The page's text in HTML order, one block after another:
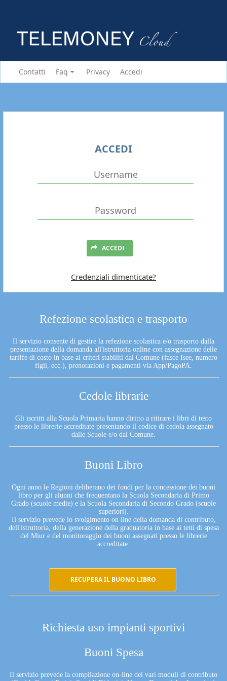
Contatti Faq Privacy Accedi
Refezione scolastica e trasporto
Il servizio consente di gestire la refezione scolastica e/o trasporto dalla
presentazione della domanda all'istruttoria online con assegnazione delle
tariffe di costo in base ai criteri stabiliti dal Comune (fasce Isee, numero
figli, ecc.), prenotazioni e pagamenti via App/PagoPA.
Cedole librarie
Gli iscritti alla Scuola Primaria hanno diritto a ritirare i libri di testo
presso le librerie accreditate presentando il codice di cedola assegnato
dalle Scuole e/o dal Comune.
Buoni Libro
Ogni anno le Regioni deliberano dei fondi per la concessione dei buoni
libro per gli alunni che frequentano la Scuola Secondaria di Primo
Grado (scuole medie) e la Scuola Secondaria di Secondo Grado (scuole
superiori).
Il servizio prevede lo svolgimento on line della domanda di contributo,
dell'istruttoria, della generazione della graduatoria in base ai tetti di spesa
del Miur e del monitoraggio dei buoni assegnati presso le librerie
accreditate.
RECUPERA IL BUONO LIBRO
Richiesta uso impianti sportivi
Buoni Spesa
Il servizio prevede la compilazione on-line dei vari moduli di contributo
ACCEDI
ACCEDI
Credenziali dimenticate?